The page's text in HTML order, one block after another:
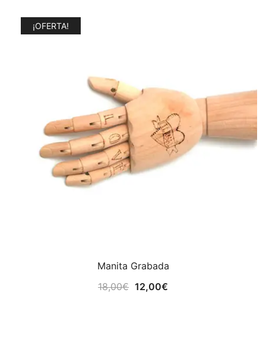
¡OFERTA!
Manita Grabada
18,00€ El
12,00€